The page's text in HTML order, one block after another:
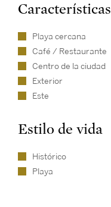
Características
Playa cercana
Café / Restaurante
Centro de la ciudad
Exterior
Este
Estilo de vida
Histórico
Playa